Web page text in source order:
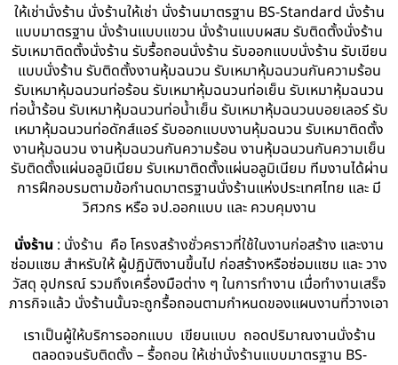
ให้เช่านั่งร้าน นั่งร้านให้เช่า นั่งร้านมาตรฐาน BS-Standard นั่งร้าน
แบบมาตรฐาน นั่งร้านแบบแขวน นั่งร้านแบบผสม รับติดตั้งนั่งร้าน
รับเหมาติดตั้งนั่งร้าน รับรื้อถอนนั่งร้าน รับออกแบบนั่งร้าน รับเขียน
แบบนั่งร้าน รับติดตั้งงานหุ้มฉนวน รับเหมาหุ้มฉนวนกันความร้อน
รับเหมาหุ้มฉนวนท่อร้อน รับเหมาหุ้มฉนวนท่อเย็น รับเหมาหุ้มฉนวน
ท่อน้ำร้อน รับเหมาหุ้มฉนวนท่อน้ำเย็น รับเหมาหุ้มฉนวนบอยเลอร์ รับ
เหมาหุ้มฉนวนท่อดักส์แอร์ รับออกแบบงานหุ้มฉนวน รับเหมาติดตั้ง
งานหุ้มฉนวน งานหุ้มฉนวนกันความร้อน งานหุ้มฉนวนกันความเย็น
รับติดตั้งแผ่นอลูมิเนียม รับเหมาติดตั้งแผ่นอลูมิเนียม ทีมงานได้ผ่าน
การฝึกอบรมตามข้อกำนดมาตรฐานนั่งร้านแห่งประเทศไทย และ มี
วิศวกร หรือ จป.ออกแบบ และ ควบคุมงาน
นั่งร้าน : นั่งร้าน คือ โครงสร้างชั่วคราวที่ใช้ในงานก่อสร้าง และงาน
ซ่อมแซม สำหรับให้ ผู้ปฏิบัติงานขึ้นไป ก่อสร้างหรือซ่อมแซม และ วาง
วัสดุ อุปกรณ์ รวมถึงเครื่องมือต่าง ๆ ในการทำงาน เมื่อทำงานเสร็จ
ภารกิจแล้ว นั่งร้านนั้นจะถูกรื้อถอนตามกำหนดของแผนงานที่วางเอา
เราเป็นผู้ให้บริการออกแบบ เขียนแบบ ถอดปริมาณงานนั่งร้าน
ตลอดจนรับติดตั้ง – รื้อถอน ให้เช่านั่งร้านแบบมาตรฐาน BS-